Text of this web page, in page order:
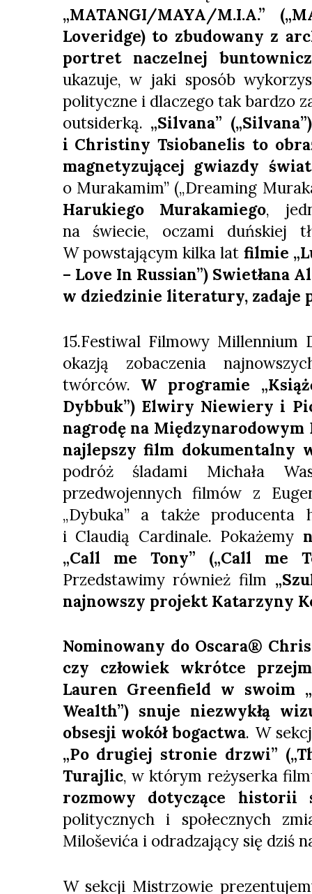
„MATANGI/MAYA/M.I.A.”
Loveridge) to zbudowany z
portret naczelnej
ukazuje, w jaki sposób
polityczne i dlaczego tak bardzo
outsiderką. „Silvana”
i Christiny Tsiobanelis to
magnetyzującej gwiazdy
o Murakamim” („Dreaming
Harukiego Murakamiego,
na świecie, oczami duńskiej
W powstającym kilka lat filmie
– Love In Russian”) Swietłana
w dziedzinie literatury, zadaje
15.Festiwal Filmowy
okazją zobaczenia
twórców. W programie
Dybbuk”) Elwiry Niewiery i
nagrodę na
najlepszy film dokumentalny
podróż śladami Michała
przedwojennych filmów z
„Dybuka” a także
i Claudią Cardinale. Pokażemy
„Call me Tony” („Call me
Przedstawimy również film
najnowszy projekt Katarzyny
Nominowany do Oscara®
czy człowiek wkrótce
Lauren Greenfield w swoim
Wealth”) snuje niezwykłą
obsesji wokół bogactwa. W
„Po drugiej stronie drzwi”
Turajlic, w którym reżyserka
rozmowy dotyczące
politycznych i społecznych
Miloševića i odradzający się dziś
W sekcji Mistrzowie